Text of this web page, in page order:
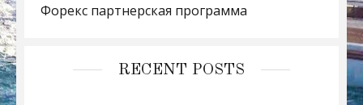
Форекс партнерская программа
RECENT POSTS